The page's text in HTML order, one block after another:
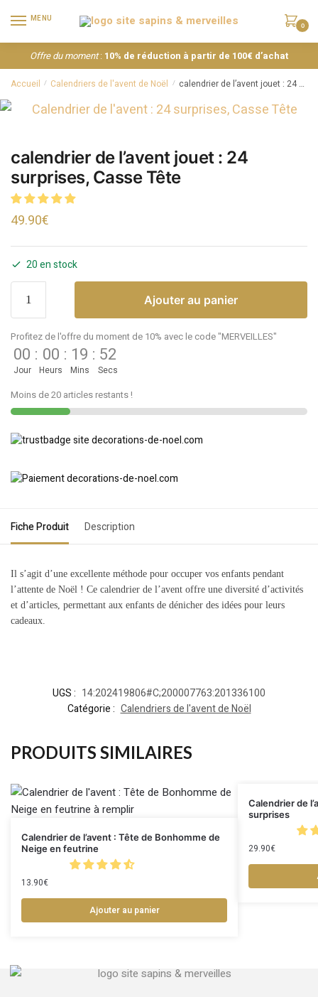
MENU
0
Offre du moment: 10% de réduction à partir de 100€ d’achat
Accueil / Calendriers de l'avent de Noël / calendrier de l’avent jouet : 24 surprises, Casse Tête
calendrier de l’avent jouet : 24
surprises, Casse Tête
49.90€
20 en stock
Ajouter au panier
Profitez de l'offre du moment de 10% avec le code "MERVEILLES"
00
Jour
: 00
Heurs
: 19
Mins
: 52
Secs
Moins de 20 articles restants !
Fiche Produit Description
Il s’agit d’une excellente méthode pour occuper vos enfants pendant
l’attente de Noël ! Ce calendrier de l’avent offre une diversité d’activités
et d’articles, permettant aux enfants de dénicher des idées pour leurs
cadeaux.
UGS : 14:202419806#C;200007763:201336100
Catégorie : Calendriers de l'avent de Noël
PRODUITS SIMILAIRES
Calendrier de l’avent : Tête de Bonhomme de
Neige en feutrine
13.90€
Ajouter au panier
Calendrier de
surprises
29.90€